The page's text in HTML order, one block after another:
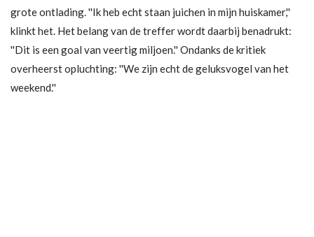
grote ontlading. ''Ik heb echt staan juichen in mijn huiskamer,''
klinkt het. Het belang van de treffer wordt daarbij benadrukt:
''Dit is een goal van veertig miljoen.'' Ondanks de kritiek
overheerst opluchting: ''We zijn echt de geluksvogel van het
weekend.''